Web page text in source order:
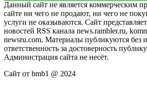
Данный сайт не является коммерческим
сайте ни чего не продают, ни чего не
услуги не оказываются. Сайт
новостей RSS канала news.rambler.ru,
newsru.com. Материалы публикуются без
ответственность за достоверность
Администрация сайта не несёт.
Сайт от bmb1 @ 2024